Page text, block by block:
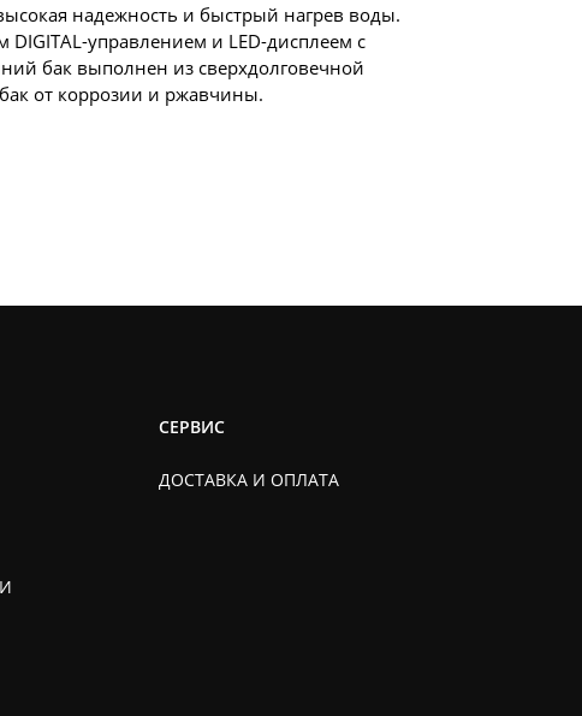
надежность и быстрый нагрев воды.
управлением и LED-дисплеем с
бак выполнен из сверхдолговечной
от коррозии и ржавчины.
СЕРВИС
ДОСТАВКА И ОПЛАТА